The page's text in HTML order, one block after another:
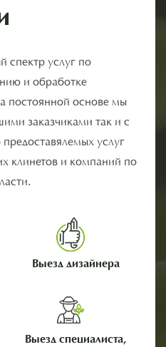
спектр услуг по
и обработке
постоянной основе мы
заказчиками так и с
услуг
клинетов и компаний по
Выезд дизайнера
Выезд специалиста,